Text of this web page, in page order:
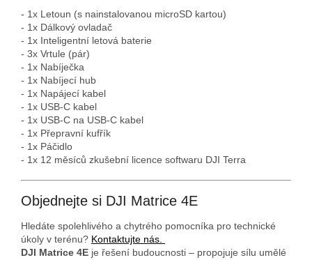
- 1x Letoun (s nainstalovanou microSD kartou)
- 1x Dálkový ovladač
- 1x Inteligentní letová baterie
- 3x Vrtule (pár)
- 1x Nabíječka
- 1x Nabíjecí hub
- 1x Napájecí kabel
- 1x USB-C kabel
- 1x USB-C na USB-C kabel
- 1x Přepravní kufřík
- 1x Páčidlo
- 1x 12 měsíců zkušební licence softwaru DJI Terra
Objednejte si DJI Matrice 4E
Hledáte spolehlivého a chytrého pomocníka pro technické
úkoly v terénu? Kontaktujte nás.
DJI Matrice 4E je řešení budoucnosti – propojuje sílu umělé